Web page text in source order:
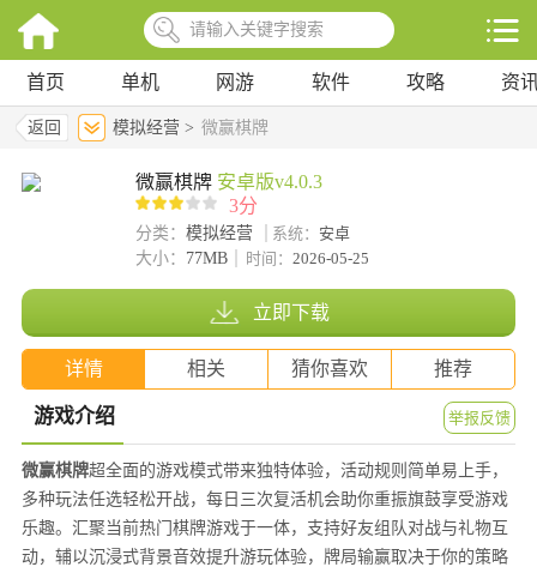
首页 单机 网游 软件 攻略 资
返回 模拟经营 > 微赢棋牌
微赢棋牌 安卓版v4.0.3
3分
分类： 模拟经营 系统： 安卓
大小： 77MB 时间： 2026-05-25
立即下载
详情 相关 猜你喜欢 推荐
游戏介绍 举报反馈
微赢棋牌超全面的游戏模式带来独特体验，活动规则简单易上手，
多种玩法任选轻松开战，每日三次复活机会助你重振旗鼓享受游戏
乐趣。汇聚当前热门棋牌游戏于一体，支持好友组队对战与礼物互
动，辅以沉浸式背景音效提升游玩体验，牌局输赢取决于你的策略